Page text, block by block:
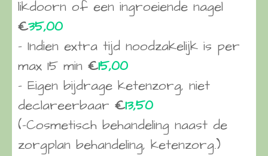
likdoorn of een ingroeiende nagel
€35,00
– Indien extra tijd noodzakelijk is per
max 15 min €15,00
– Eigen bijdrage ketenzorg, niet
declareerbaar €13,50
(-Cosmetisch behandeling naast de
zorgplan behandeling, ketenzorg.)